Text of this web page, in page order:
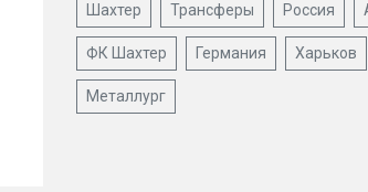
Шахтер Трансферы Россия
ФК Шахтер Германия Харьков
Металлург